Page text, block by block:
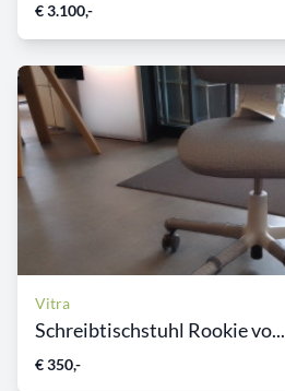
€ 3.100,-
Vitra
Schreibtischstuhl Rookie vo...
€ 350,-